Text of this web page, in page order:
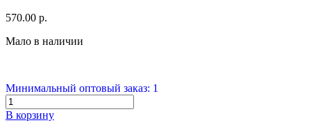
570.00 р.
Мало в наличии
Минимальный оптовый заказ: 1
В корзину